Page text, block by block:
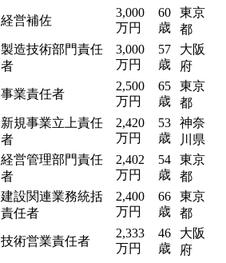
経営補佐
3,000
万円
60
歳
東京
都
製造技術部門責任
者
3,000
万円
57
歳
大阪
府
事業責任者
2,500
万円
65
歳
東京
都
新規事業立上責任
者
2,420
万円
53
歳
神奈
川県
経営管理部門責任
者
2,402
万円
54
歳
東京
都
建設関連業務統括
責任者
2,400
万円
66
歳
東京
都
技術営業責任者
2,333
万円
46
歳
大阪
府